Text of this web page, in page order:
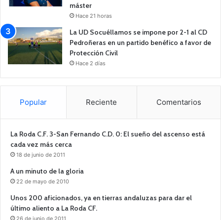
máster
Hace 21 horas
La UD Socuéllamos se impone por 2-1 al CD
Pedroñeras en un partido benéfico a favor de
Protección Civil
Hace 2 días
Popular Reciente Comentarios
La Roda C.F. 3-San Fernando C.D. 0: El sueño del ascenso está
cada vez más cerca
18 de junio de 2011
A un minuto de la gloria
22 de mayo de 2010
Unos 200 aficionados, ya en tierras andaluzas para dar el
último aliento a La Roda CF.
26 de junio de 2011